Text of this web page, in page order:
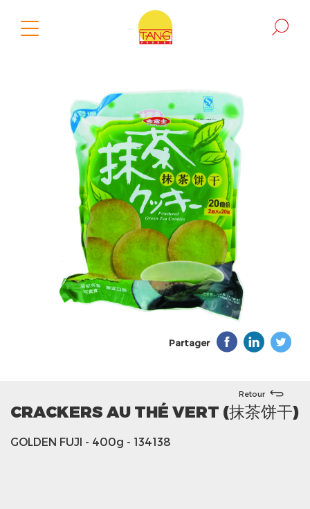
Partager
Retour
CRACKERS AU THÉ VERT (抹茶饼干)
GOLDEN FUJI - 400g - 134138